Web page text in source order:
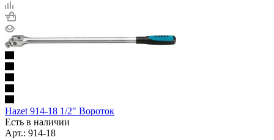
Hazet 914-18 1/2" Вороток
Есть в наличии
Арт.: 914-18